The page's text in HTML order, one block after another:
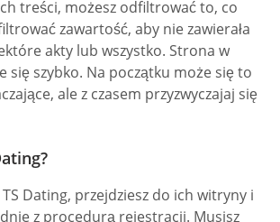
treści, możesz odfiltrować to, co
zawartość, aby nie zawierała
akty lub wszystko. Strona w
się szybko. Na początku może się to
ale z czasem przyzwyczajaj się
TS Dating, przejdziesz do ich witryny i
z procedurą rejestracji. Musisz